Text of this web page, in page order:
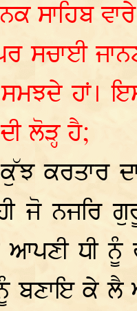
ਸਾਹਿਬ
ਸਚਾਈ
ਹਾਂ।
ਲੋੜ੍ਹ ਹੈ;
ਕਰਤਾਰ
ਜੋ ਨਜਰਿ
ਧੀ ਨੂੰ
ਨੂੰ ਬਣਾਇ ਕੇ